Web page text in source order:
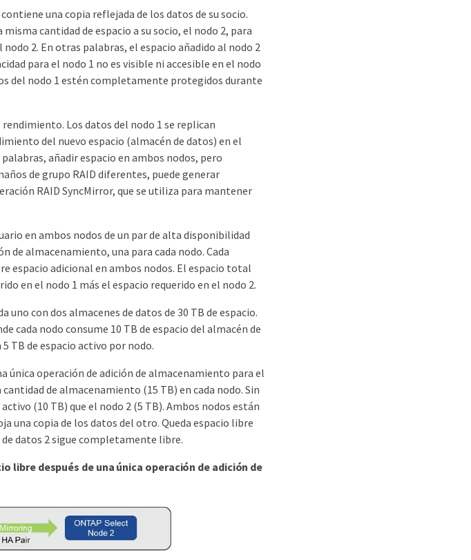
una copia reflejada de los datos de su socio.
cantidad de espacio a su socio, el nodo 2, para
2. En otras palabras, el espacio añadido al nodo 2
para el nodo 1 no es visible ni accesible en el nodo
del nodo 1 estén completamente protegidos durante
Los datos del nodo 1 se replican
del nuevo espacio (almacén de datos) en el
añadir espacio en ambos nodos, pero
de grupo RAID diferentes, puede generar
RAID SyncMirror, que se utiliza para mantener
en ambos nodos de un par de alta disponibilidad
de almacenamiento, una para cada nodo. Cada
espacio adicional en ambos nodos. El espacio total
en el nodo 1 más el espacio requerido en el nodo 2.
con dos almacenes de datos de 30 TB de espacio.
cada nodo consume 10 TB de espacio del almacén de
TB de espacio activo por nodo.
única operación de adición de almacenamiento para el
de almacenamiento (15 TB) en cada nodo. Sin
(10 TB) que el nodo 2 (5 TB). Ambos nodos están
una copia de los datos del otro. Queda espacio libre
datos 2 sigue completamente libre.
libre después de una única operación de adición de